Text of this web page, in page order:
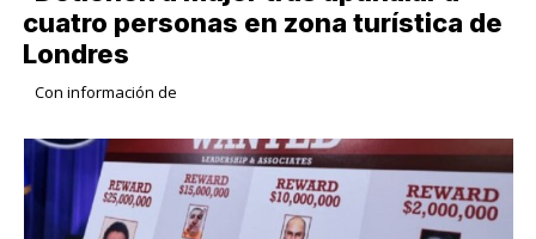
cuatro personas en zona turística de
Londres
Con información de